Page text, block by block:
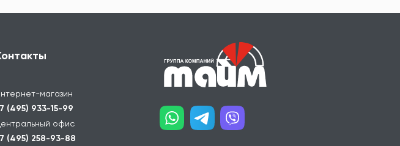
магазин
(495) 933-15-99
офис
(495) 258-93-88